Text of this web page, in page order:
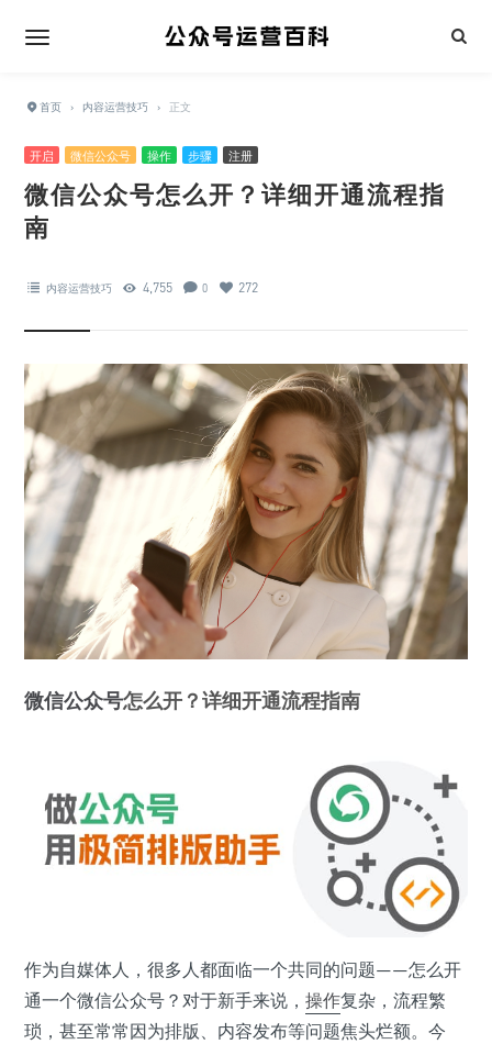
首页 › 内容运营技巧 › 正文
开启 微信公众号 操作 步骤 注册
微信公众号怎么开？详细开通流程指
南
内容运营技巧 4,755 0 272
微信公众号怎么开？详细开通流程指南
作为自媒体人，很多人都面临一个共同的问题——怎么开
通一个微信公众号？对于新手来说， 操作复杂，流程繁
琐，甚至常常因为排版、内容发布等问题焦头烂额。今